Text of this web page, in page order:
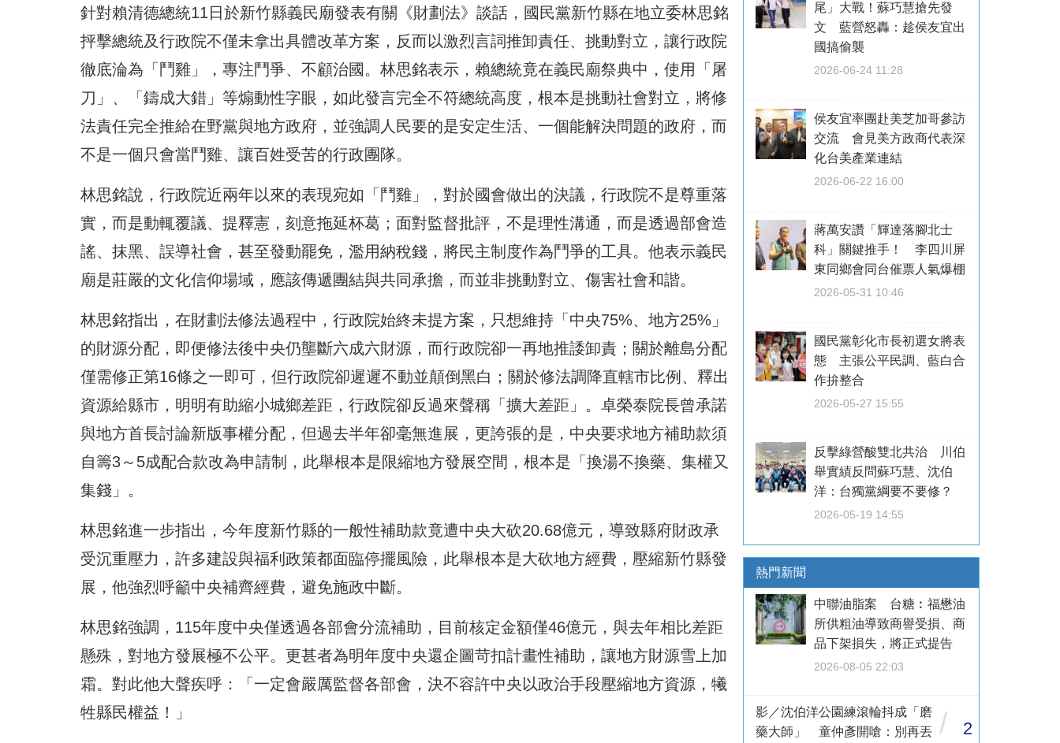
針對賴清德總統11日於新竹縣義民廟發表有關《財劃法》談話，國民黨新竹縣在地立委林思銘
抨擊總統及行政院不僅未拿出具體改革方案，反而以激烈言詞推卸責任、挑動對立，讓行政院
徹底淪為「鬥雞」，專注鬥爭、不顧治國。林思銘表示，賴總統竟在義民廟祭典中，使用「屠
刀」、「鑄成大錯」等煽動性字眼，如此發言完全不符總統高度，根本是挑動社會對立，將修
法責任完全推給在野黨與地方政府，並強調人民要的是安定生活、一個能解決問題的政府，而
不是一個只會當鬥雞、讓百姓受苦的行政團隊。
林思銘說，行政院近兩年以來的表現宛如「鬥雞」，對於國會做出的決議，行政院不是尊重落
實，而是動輒覆議、提釋憲，刻意拖延杯葛；面對監督批評，不是理性溝通，而是透過部會造
謠、抹黑、誤導社會，甚至發動罷免，濫用納稅錢，將民主制度作為鬥爭的工具。他表示義民
廟是莊嚴的文化信仰場域，應該傳遞團結與共同承擔，而並非挑動對立、傷害社會和諧。
林思銘指出，在財劃法修法過程中，行政院始終未提方案，只想維持「中央75%、地方25%」
的財源分配，即便修法後中央仍壟斷六成六財源，而行政院卻一再地推諉卸責；關於離島分配
僅需修正第16條之一即可，但行政院卻遲遲不動並顛倒黑白；關於修法調降直轄市比例、釋出
資源給縣市，明明有助縮小城鄉差距，行政院卻反過來聲稱「擴大差距」。卓榮泰院長曾承諾
與地方首長討論新版事權分配，但過去半年卻毫無進展，更誇張的是，中央要求地方補助款須
自籌3～5成配合款改為申請制，此舉根本是限縮地方發展空間，根本是「換湯不換藥、集權又
集錢」。
林思銘進一步指出，今年度新竹縣的一般性補助款竟遭中央大砍20.68億元，導致縣府財政承
受沉重壓力，許多建設與福利政策都面臨停擺風險，此舉根本是大砍地方經費，壓縮新竹縣發
展，他強烈呼籲中央補齊經費，避免施政中斷。
林思銘強調，115年度中央僅透過各部會分流補助，目前核定金額僅46億元，與去年相比差距
懸殊，對地方發展極不公平。更甚者為明年度中央還企圖苛扣計畫性補助，讓地方財源雪上加
霜。對此他大聲疾呼：「一定會嚴厲監督各部會，決不容許中央以政治手段壓縮地方資源，犧
牲縣民權益！」
尾」大戰！蘇巧慧搶先發
文 藍營怒轟：趁侯友宜出
國搞偷襲
2026-06-24 11:28
侯友宜率團赴美芝加哥參訪
交流 會見美方政商代表深
化台美產業連結
2026-06-22 16:00
蔣萬安讚「輝達落腳北士
科」關鍵推手！ 李四川屏
東同鄉會同台催票人氣爆棚
2026-05-31 10:46
國民黨彰化市長初選女將表
態 主張公平民調、藍白合
作拚整合
2026-05-27 15:55
反擊綠營酸雙北共治 川伯
舉實績反問蘇巧慧、沈伯
洋：台獨黨綱要不要修？
2026-05-19 14:55
熱門新聞
中聯油脂案 台糖︰福懋油
所供粗油導致商譽受損、商
品下架損失，將正式提告
2026-08-05 22:03
影／沈伯洋公園練滾輪抖成「磨
藥大師」 童仲彥開嗆：別再丟 / 2